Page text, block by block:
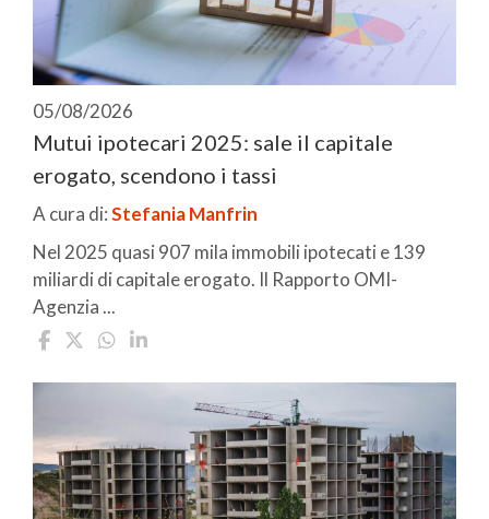
05/08/2026
Mutui ipotecari 2025: sale il capitale
erogato, scendono i tassi
A cura di:Stefania Manfrin
Nel 2025 quasi 907 mila immobili ipotecati e 139
miliardi di capitale erogato. Il Rapporto OMI-
Agenzia ...